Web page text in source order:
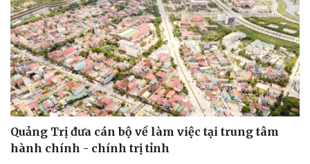
Quảng Trị đưa cán bộ về làm việc tại trung tâm
hành chính - chính trị tỉnh